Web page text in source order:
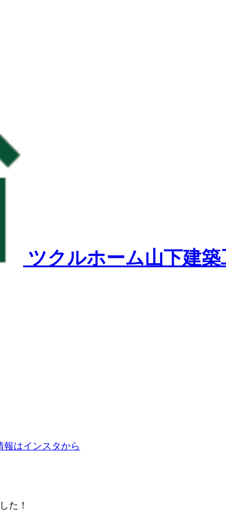
ツクルホーム山下建
報はインスタから
た！